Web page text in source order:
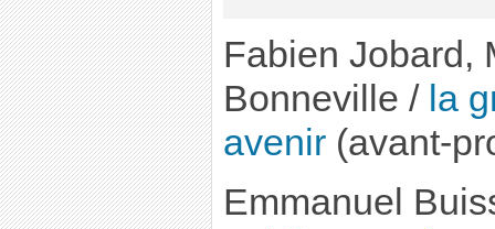
Fabien Jobard,
Bonneville / la
avenir(avant-
Emmanuel